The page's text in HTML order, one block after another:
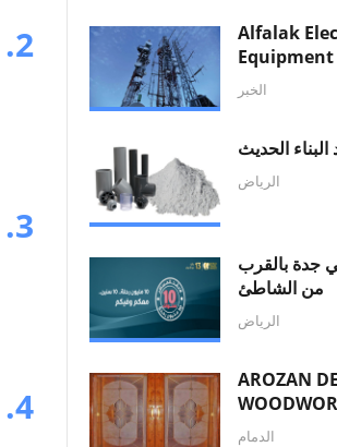
2.
3.
4.
Alfalak
Equipment
الخبر
البناء الحديث
الرياض
جدة بالقرب
من الشاطئ
الرياض
AROZAN
الدمام